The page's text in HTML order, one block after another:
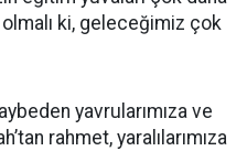
ki, geleceğimiz çok
yavrularımıza ve
rahmet, yaralılarımıza